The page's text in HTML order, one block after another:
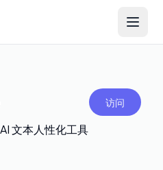
Open
访问
文本人性化工具